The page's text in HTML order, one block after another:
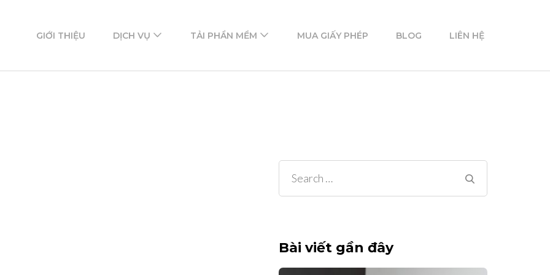
GIỚI THIỆU DỊCH VỤ TẢI PHẦN MỀM MUA GIẤY PHÉP BLOG LIÊN HỆ
Search
for:
Bài viết gần đây